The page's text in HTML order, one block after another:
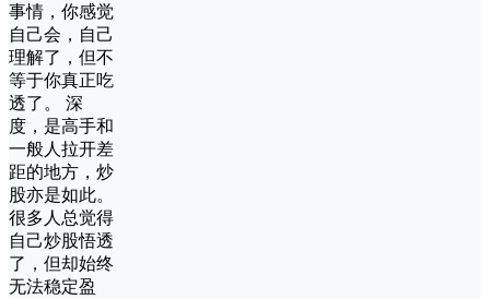
事情，你感觉
自己会，自己
理解了，但不
等于你真正吃
透了。 深
度，是高手和
一般人拉开差
距的地方，炒
股亦是如此。
很多人总觉得
自己炒股悟透
了，但却始终
无法稳定盈